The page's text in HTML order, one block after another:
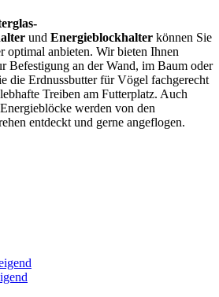
und Energieblockhalter können Sie
optimal anbieten. Wir bieten Ihnen
Befestigung an der Wand, im Baum oder
die Erdnussbutter für Vögel fachgerecht
Treiben am Futterplatz. Auch
werden von den
entdeckt und gerne angeflogen.